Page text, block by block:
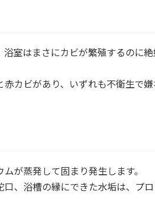
室はまさにカビが繁殖するのに
カビがあり、いずれも不衛生で
が蒸発して固まり発生します。
、浴槽の縁にできた水垢は、プ